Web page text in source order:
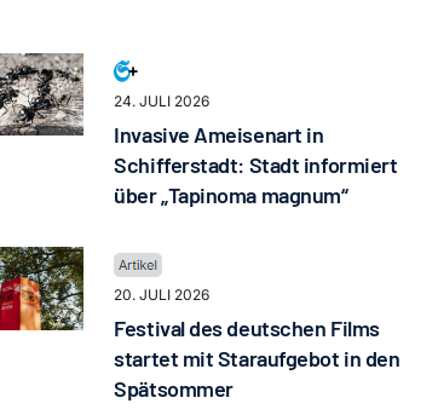
24. JULI 2026
Invasive Ameisenart in
Schifferstadt: Stadt informiert
über „Tapinoma magnum“
20. JULI 2026
Festival des deutschen Films
startet mit Staraufgebot in den
Spätsommer